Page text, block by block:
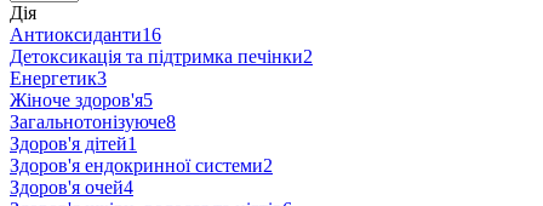
Дія
Антиоксиданти16
Детоксикація та підтримка печінки2
Енергетик3
Жіноче здоров'я5
Загальнотонізуюче8
Здоров'я дітей1
Здоров'я ендокринної системи2
Здоров'я очей4